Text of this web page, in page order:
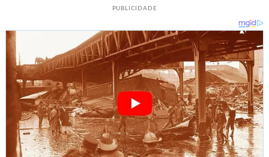
PUBLICIDADE